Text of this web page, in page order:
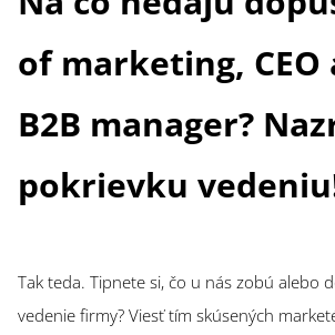
of marketing, CEO
B2B manager?
pokrievku
Tak teda. Tipnete si, čo u nás zobú alebo
vedenie firmy? Viesť tím skúsených